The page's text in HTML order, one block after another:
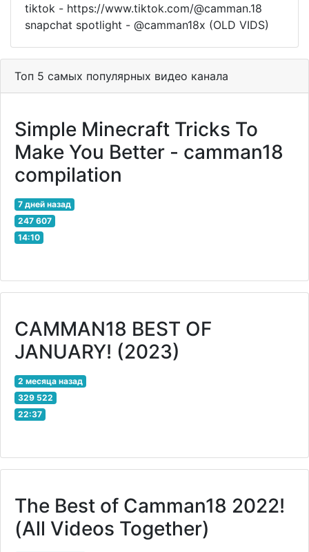
tiktok - https://www.tiktok.com/@camman.18
snapchat spotlight - @camman18x (OLD VIDS)
Топ 5 самых популярных видео канала
Simple Minecraft Tricks To
Make You Better - camman18
compilation
7 дней назад
247 607
14:10
CAMMAN18 BEST OF
JANUARY! (2023)
2 месяца назад
329 522
22:37
The Best of Camman18 2022!
(All Videos Together)